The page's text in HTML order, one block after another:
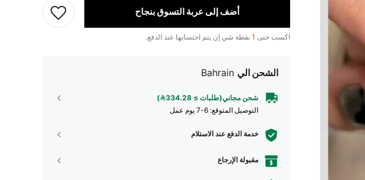
أضف إلى عربة التسوق بنجاح
اكسب حتى 1 نقطة شي إن يتم احتسابها عند الدفع.
الشحن الي Bahrain
شحن مجاني(طلبات ≥ 334.28)
التوصيل المتوقع: 6-7 يوم عمل
خدمة الدفع عند الاستلام
مقبولة الإرجاع